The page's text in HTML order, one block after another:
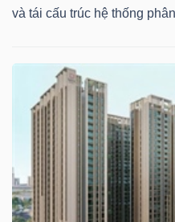
và tái cấu trúc hệ thống
chứng
Tất cả Cổ phiếu
Lãnh
đạo
(-)
Tất cả Người nội bộ